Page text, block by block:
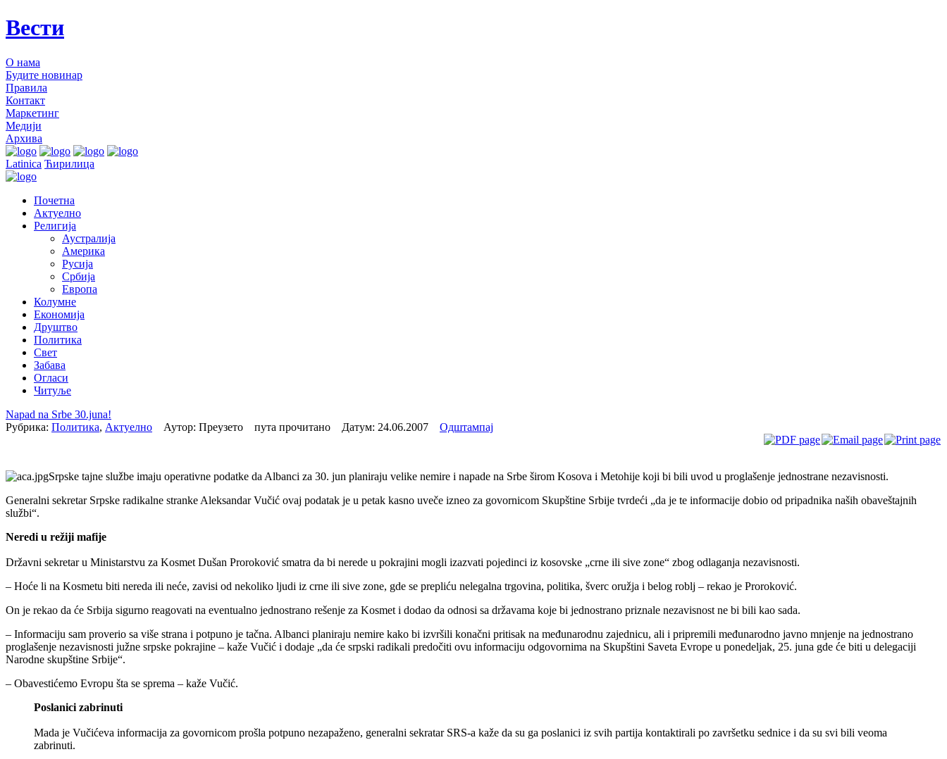
Вести
О нама
Будите новинар
Правила
Контакт
Маркетинг
Медији
Архива
Latinica Ћирилица
Почетна
Актуелно
Религија
Аустралија
Америка
Русија
Србија
Европа
Колумне
Економија
Друштво
Политика
Свет
Забава
Огласи
Читуље
Napad na Srbe 30.juna!
Рубрика: Политика, Актуелно Аутор: Преузето пута прочитано Датум: 24.06.2007 Одштампај
Srpske tajne službe imaju operativne podatke da Albanci za 30. jun planiraju velike nemire i napade na Srbe širom Kosova i Metohije koji bi bili uvod u proglašenje jednostrane nezavisnosti.
Generalni sekretar Srpske radikalne stranke Aleksandar Vučić ovaj podatak je u petak kasno uveče izneo za govornicom Skupštine Srbije tvrdeći „da je te informacije dobio od pripadnika naših obaveštajnih
službi“.
Neredi u režiji mafije
Državni sekretar u Ministarstvu za Kosmet Dušan Proroković smatra da bi nerede u pokrajini mogli izazvati pojedinci iz kosovske „crne ili sive zone“ zbog odlaganja nezavisnosti.
– Hoće li na Kosmetu biti nereda ili neće, zavisi od nekoliko ljudi iz crne ili sive zone, gde se prepliću nelegalna trgovina, politika, šverc oružja i belog roblj – rekao je Proroković.
On je rekao da će Srbija sigurno reagovati na eventualno jednostrano rešenje za Kosmet i dodao da odnosi sa državama koje bi jednostrano priznale nezavisnost ne bi bili kao sada.
– Informaciju sam proverio sa više strana i potpuno je tačna. Albanci planiraju nemire kako bi izvršili konačni pritisak na međunarodnu zajednicu, ali i pripremili međunarodno javno mnjenje na jednostrano
proglašenje nezavisnosti južne srpske pokrajine – kaže Vučić i dodaje „da će srpski radikali predočiti ovu informaciju odgovornima na Skupštini Saveta Evrope u ponedeljak, 25. juna gde će biti u delegaciji
Narodne skupštine Srbije“.
– Obavestićemo Evropu šta se sprema – kaže Vučić.
Poslanici zabrinuti
Mada je Vučićeva informacija za govornicom prošla potpuno nezapaženo, generalni sekratar SRS-a kaže da su ga poslanici iz svih partija kontaktirali po završetku sednice i da su svi bili veoma
zabrinuti.